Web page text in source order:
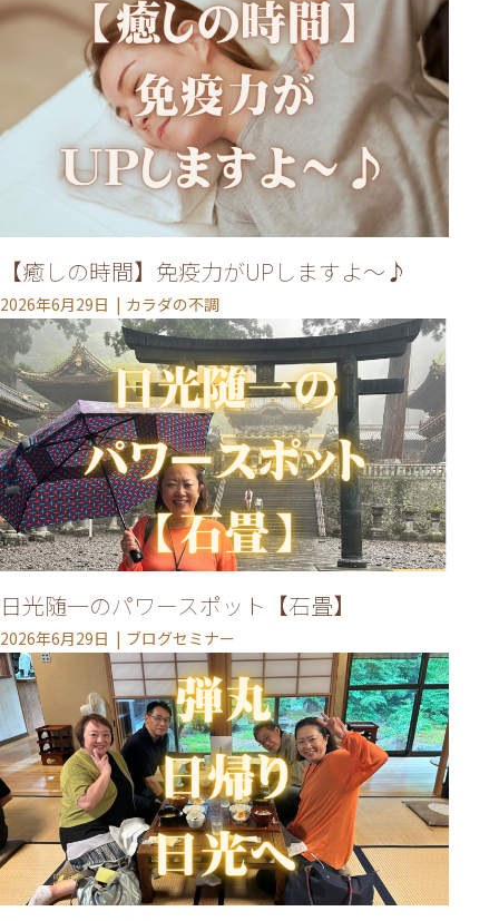
【癒しの時間】免疫力がUPしますよ～♪
2026年6月29日 カラダの不調
日光随一のパワースポット【石畳】
2026年6月29日 ブログセミナー